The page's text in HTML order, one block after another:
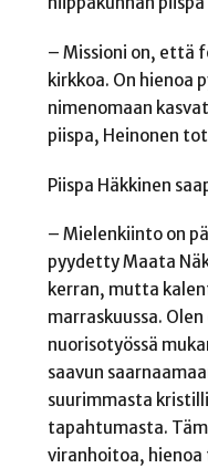
– Missioni on, että
kirkkoa. On hienoa
nimenomaan
piispa, Heinonen
Piispa Häkkinen
– Mielenkiinto on
pyydetty Maata
kerran, mutta
marraskuussa.
nuorisotyössä
saavun
suurimmasta
tapahtumasta.
viranhoitoa, hienoa